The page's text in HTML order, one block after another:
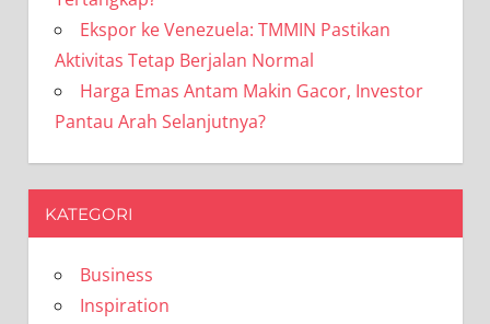
Ekspor ke Venezuela: TMMIN Pastikan
Aktivitas Tetap Berjalan Normal
Harga Emas Antam Makin Gacor, Investor
Pantau Arah Selanjutnya?
KATEGORI
Business
Inspiration